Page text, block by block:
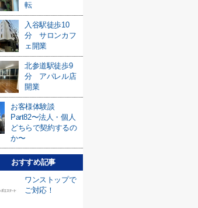
転
入谷駅徒歩10
分 サロンカフ
ェ開業
北参道駅徒歩9
分 アパレル店
開業
お客様体験談
Part82〜法人・個人
どちらで契約するの
か〜
おすすめ記事
ワンストップで
ご対応！